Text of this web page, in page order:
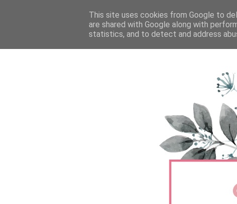
TERMÉKTESZTEK BŐRÁPOLÁS
This site uses cookies from Google to
are shared with Google along with
statistics, and to detect and address